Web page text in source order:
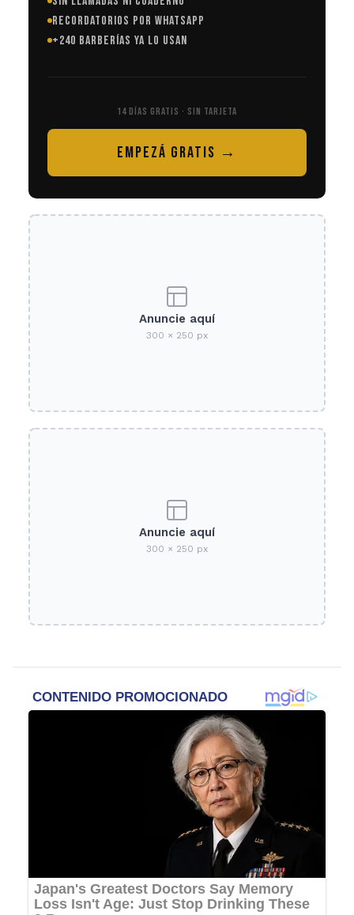
RECORDATORIOS POR WHATSAPP
+240 BARBERÍAS YA LO USAN
14 DÍAS GRATIS · SIN TARJETA
EMPEZÁ GRATIS →
Anuncie aquí
300 × 250 px
Anuncie aquí
300 × 250 px